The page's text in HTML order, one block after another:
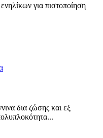
για πιστοποίηση
δια ζώσης και εξ